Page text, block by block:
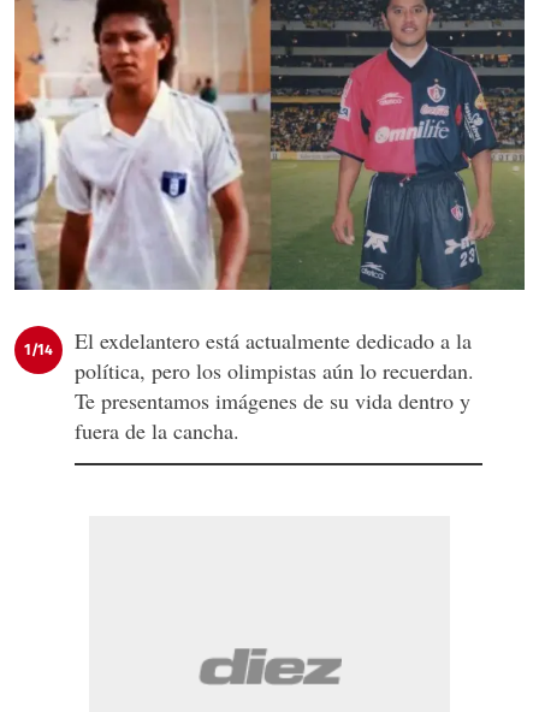
1/14
El exdelantero está actualmente dedicado a la
política, pero los olimpistas aún lo recuerdan.
Te presentamos imágenes de su vida dentro y
fuera de la cancha.